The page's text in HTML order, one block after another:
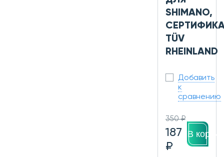
SHIMANO,
TÜV
RHEINLAND
Добавить
к
сравнению
350 ₽
187
₽
В